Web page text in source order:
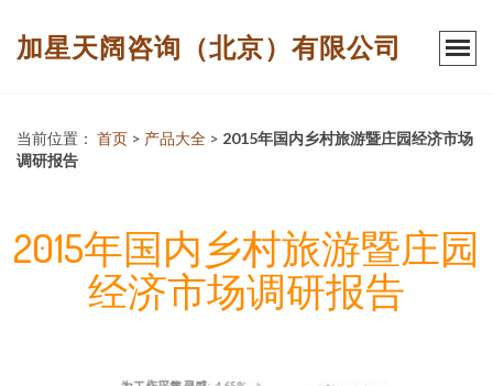
加星天阔咨询（北京）有限公司
当前位置： 首页 > 产品大全 > 2015年国内乡村旅游暨庄园经济市场
调研报告
2015年国内乡村旅游暨庄园
经济市场调研报告